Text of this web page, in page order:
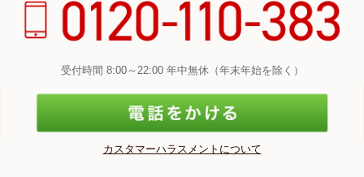
受付時間 8:00～22:00 年中無休（年末年始を除く）
カスタマーハラスメントについて